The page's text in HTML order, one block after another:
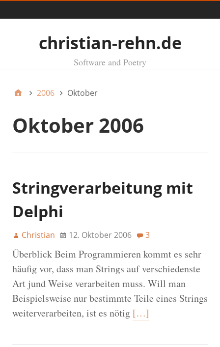
christian-rehn.de
Software and Poetry
2006 Oktober
Oktober 2006
Stringverarbeitung mit
Delphi
Christian 12. Oktober 2006 3
Überblick Beim Programmieren kommt es sehr
häufig vor, dass man Strings auf verschiedenste
Art jund Weise verarbeiten muss. Will man
Beispielsweise nur bestimmte Teile eines Strings
weiterverarbeiten, ist es nötig […]